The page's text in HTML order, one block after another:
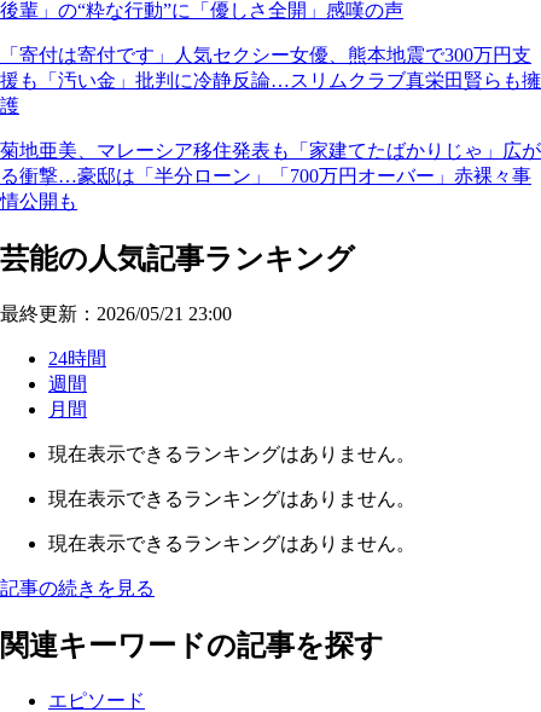
後輩」の“粋な行動”に「優しさ全開」感嘆の声
「寄付は寄付です」人気セクシー女優、熊本地震で300万円支
援も「汚い金」批判に冷静反論…スリムクラブ真栄田賢らも擁
護
菊地亜美、マレーシア移住発表も「家建てたばかりじゃ」広が
る衝撃…豪邸は「半分ローン」「700万円オーバー」赤裸々事
情公開も
芸能の人気記事ランキング
最終更新：2026/05/21 23:00
24時間
週間
月間
現在表示できるランキングはありません。
現在表示できるランキングはありません。
現在表示できるランキングはありません。
記事の続きを見る
関連キーワードの記事を探す
エピソード